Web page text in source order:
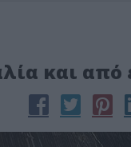
και από